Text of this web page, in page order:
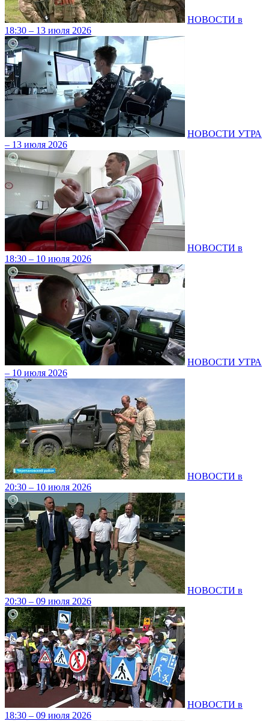
НОВОСТИ в
18:30 – 13 июля 2026
НОВОСТИ УТРА
– 13 июля 2026
НОВОСТИ в
18:30 – 10 июля 2026
НОВОСТИ УТРА
– 10 июля 2026
НОВОСТИ в
20:30 – 10 июля 2026
НОВОСТИ в
20:30 – 09 июля 2026
НОВОСТИ в
18:30 – 09 июля 2026